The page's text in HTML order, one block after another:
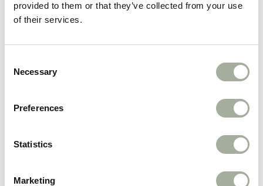
provided to them or that they’ve collected from your use
of their services.
Selection
Necessary
Preferences
Statistics
Marketing
Categorieën
Snackboxen voor honden
Koopjeshoek
Weekacties